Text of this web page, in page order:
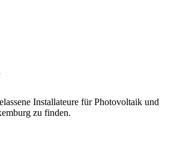
Installateure für Photovoltaik und
zu finden.